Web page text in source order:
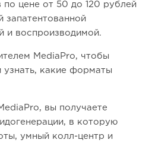
цене от 50 до 120 рублей
запатентованной
и воспроизводимой.
MediaPro, чтобы
какие форматы
вы получаете
в которую
умный колл-центр и